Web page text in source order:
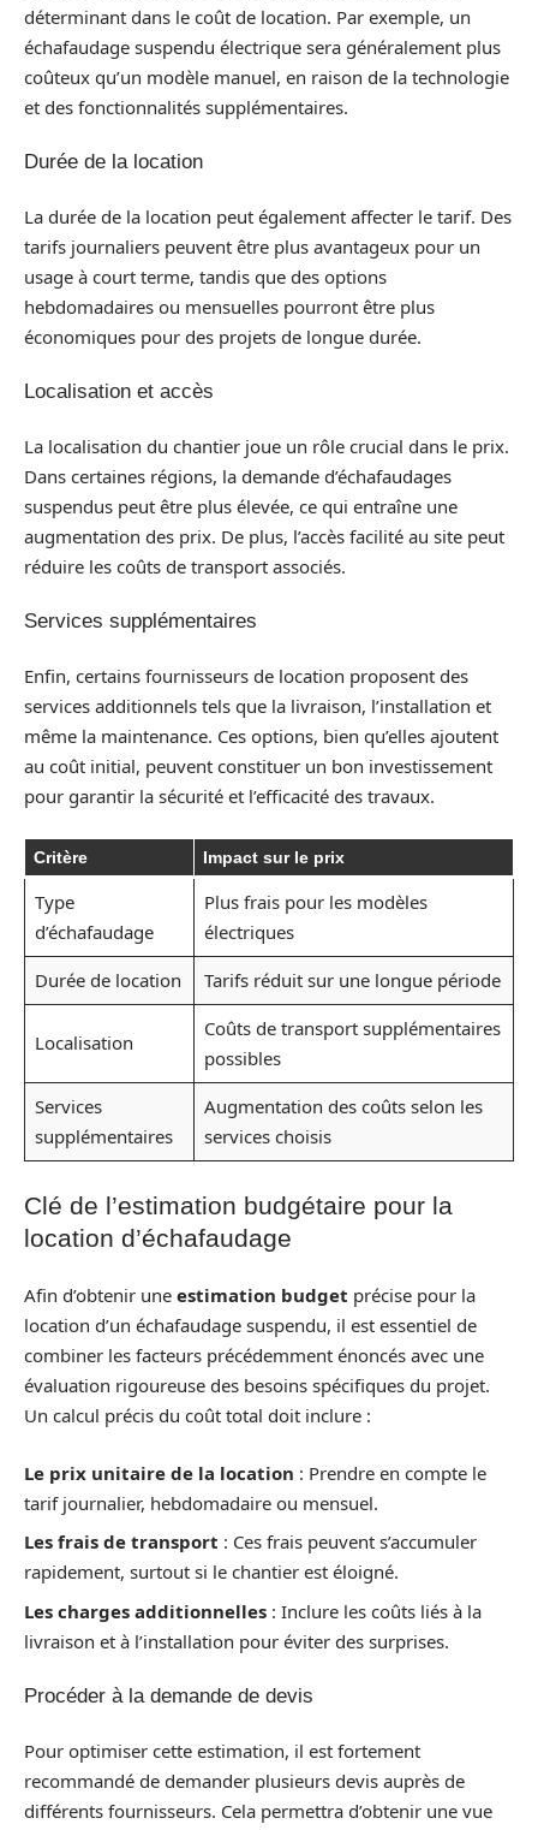
déterminant dans le coût de location. Par exemple, un
échafaudage suspendu électrique sera généralement plus
coûteux qu’un modèle manuel, en raison de la technologie
et des fonctionnalités supplémentaires.
Durée de la location
La durée de la location peut également affecter le tarif. Des
tarifs journaliers peuvent être plus avantageux pour un
usage à court terme, tandis que des options
hebdomadaires ou mensuelles pourront être plus
économiques pour des projets de longue durée.
Localisation et accès
La localisation du chantier joue un rôle crucial dans le prix.
Dans certaines régions, la demande d’échafaudages
suspendus peut être plus élevée, ce qui entraîne une
augmentation des prix. De plus, l’accès facilité au site peut
réduire les coûts de transport associés.
Services supplémentaires
Enfin, certains fournisseurs de location proposent des
services additionnels tels que la livraison, l’installation et
même la maintenance. Ces options, bien qu’elles ajoutent
au coût initial, peuvent constituer un bon investissement
pour garantir la sécurité et l’efficacité des travaux.
Critère Impact sur le prix
Type
d’échafaudage
Plus frais pour les modèles
électriques
Durée de location
Tarifs réduit sur une longue période
Localisation
Coûts de transport supplémentaires
possibles
Services
supplémentaires
Augmentation des coûts selon les
services choisis
Clé de l’estimation budgétaire pour la
location d’échafaudage
Afin d’obtenir une estimation budget précise pour la
location d’un échafaudage suspendu, il est essentiel de
combiner les facteurs précédemment énoncés avec une
évaluation rigoureuse des besoins spécifiques du projet.
Un calcul précis du coût total doit inclure :
Le prix unitaire de la location : Prendre en compte le
tarif journalier, hebdomadaire ou mensuel.
Les frais de transport : Ces frais peuvent s’accumuler
rapidement, surtout si le chantier est éloigné.
Les charges additionnelles : Inclure les coûts liés à la
livraison et à l’installation pour éviter des surprises.
Procéder à la demande de devis
Pour optimiser cette estimation, il est fortement
recommandé de demander plusieurs devis auprès de
différents fournisseurs. Cela permettra d’obtenir une vue